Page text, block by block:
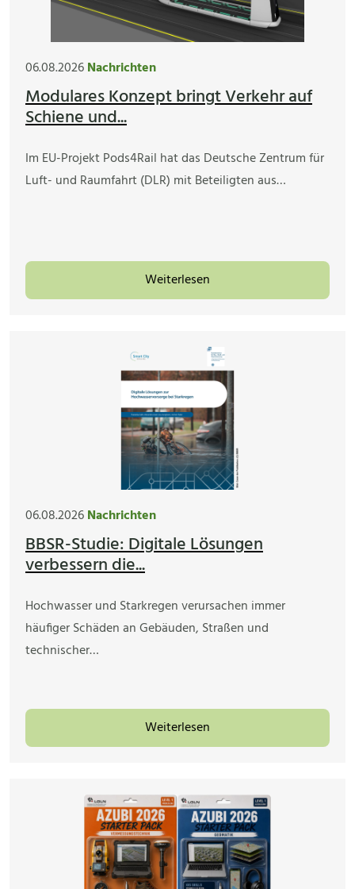
06.08.2026Nachrichten
Modulares Konzept bringt Verkehr auf
Schiene und...
Im EU-Projekt Pods4Rail hat das Deutsche Zentrum für
Luft- und Raumfahrt (DLR) mit Beteiligten aus…
Weiterlesen
06.08.2026Nachrichten
BBSR-Studie: Digitale Lösungen
verbessern die...
Hochwasser und Starkregen verursachen immer
häufiger Schäden an Gebäuden, Straßen und
technischer…
Weiterlesen